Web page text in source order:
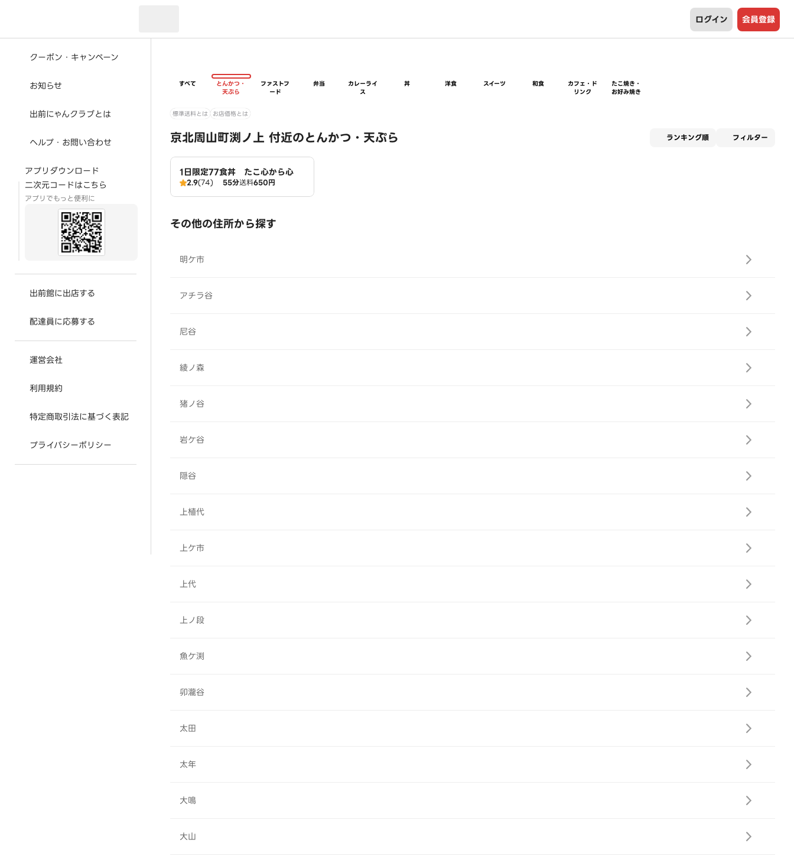
ログイン 会員登録
クーポン・キャンペーン
お知らせ
出前にゃんクラブとは
ヘルプ・お問い合わせ
アプリダウンロード
二次元コードはこちら
アプリでもっと便利に
出前館に出店する
配達員に応募する
運営会社
利用規約
特定商取引法に基づく表記
プライバシーポリシー
すべて
とんかつ・
天ぷら
ファストフ
ード
弁当
カレーライ
ス
丼 洋食 スイーツ 和食
カフェ・ド
リンク
たこ焼き・
お好み焼き
標準送料とは お店価格とは
京北周山町渕ノ上 付近のとんかつ・天ぷら ランキング順 フィルター
1日限定77食丼 たこ心から心
2.9(74) 55分送料650円
その他の住所から探す
明ケ市
アチラ谷
尼谷
綾ノ森
猪ノ谷
岩ケ谷
隠谷
上植代
上ケ市
上代
上ノ段
魚ケ渕
卯瀧谷
太田
太年
大鳴
大山